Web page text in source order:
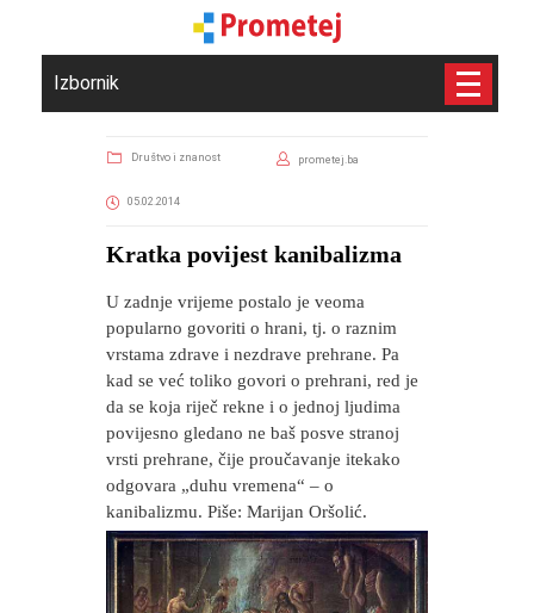
Izbornik
Društvo i znanost prometej.ba
05.02.2014
Kratka povijest kanibalizma
U zadnje vrijeme postalo je veoma
popularno govoriti o hrani, tj. o raznim
vrstama zdrave i nezdrave prehrane. Pa
kad se već toliko govori o prehrani, red je
da se koja riječ rekne i o jednoj ljudima
povijesno gledano ne baš posve stranoj
vrsti prehrane, čije proučavanje itekako
odgovara „duhu vremena“ – o
kanibalizmu. Piše: Marijan Oršolić.